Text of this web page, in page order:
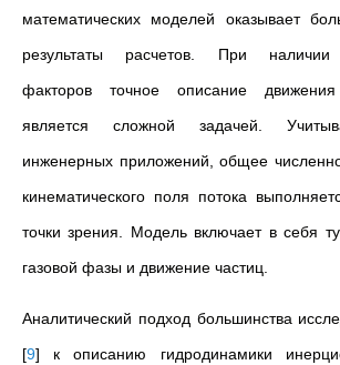
математических моделей оказывает
результаты расчетов. При наличии
факторов точное описание
является сложной задачей.
инженерных приложений, общее
кинематического поля потока
точки зрения. Модель включает в себя
газовой фазы и движение частиц.
Аналитический подход большинства
[9] к описанию гидродинамики